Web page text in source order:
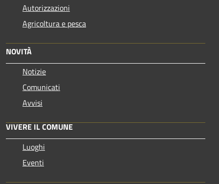
Autorizzazioni
Agricoltura e pesca
NOVITÀ
Notizie
Comunicati
Avvisi
VIVERE IL COMUNE
Luoghi
Eventi